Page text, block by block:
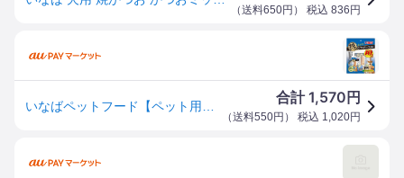
（送料650円 ） 税込 836 円
合計1,570 円
（送料550円 ） 税込 1,020円